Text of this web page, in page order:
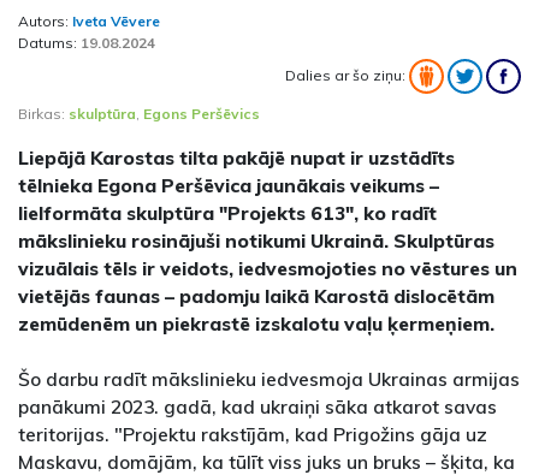
Autors: Iveta Vēvere
Datums: 19.08.2024
Dalies ar šo ziņu:
Birkas: skulptūra Egons Peršēvics
Liepājā Karostas tilta pakājē nupat ir uzstādīts
tēlnieka Egona Peršēvica jaunākais veikums –
lielformāta skulptūra "Projekts 613", ko radīt
mākslinieku rosinājuši notikumi Ukrainā. Skulptūras
vizuālais tēls ir veidots, iedvesmojoties no vēstures un
vietējās faunas – padomju laikā Karostā dislocētām
zemūdenēm un piekrastē izskalotu vaļu ķermeņiem.
Šo darbu radīt mākslinieku iedvesmoja Ukrainas armijas
panākumi 2023. gadā, kad ukraiņi sāka atkarot savas
teritorijas. "Projektu rakstījām, kad Prigožins gāja uz
Maskavu, domājām, ka tūlīt viss juks un bruks – šķita, ka